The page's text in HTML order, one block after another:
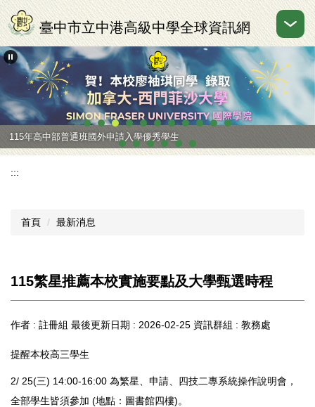
跳
到
主
要
區
臺中市立中港高級中學全球資訊網
115年高中部普通班國外申請入學優秀學生
:::
首頁 最新消息
115繁星推薦本校實施要點及大學甄選時程
作者 : 註冊組 最後更新日期 : 2026-02-25 資訊群組 : 教務處
提醒本校高三學生
2/ 25(三) 14:00-16:00 為繁星、申請、四技二專系統操作說明會，
全部學生皆須參加 (地點：圖書館四樓)。